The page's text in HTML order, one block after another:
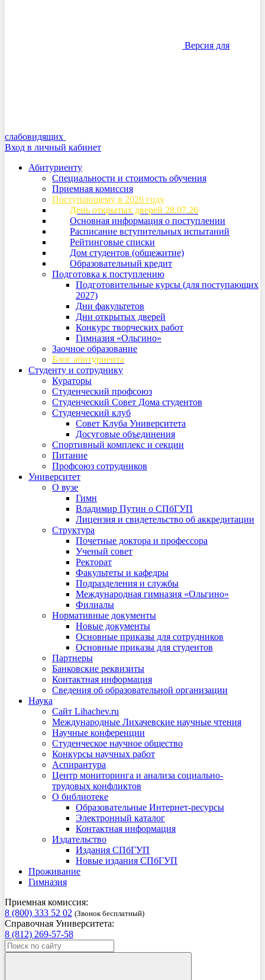
Версия для
слабовидящих
Вход в личный кабинет
Абитуриенту
Специальности и стоимость обучения
Приемная комиссия
Поступающему в 2026 году
День открытых дверей 28.07.26
Основная информация о поступлении
Расписание вступительных испытаний
Рейтинговые списки
Дом студентов (общежитие)
Образовательный кредит
Подготовка к поступлению
Подготовительные курсы (для поступающих
2027)
Дни факультетов
Дни открытых дверей
Конкурс творческих работ
Гимназия «Ольгино»
Заочное образование
Блог абитуриента
Студенту и сотруднику
Кураторы
Студенческий профсоюз
Студенческий Совет Дома студентов
Студенческий клуб
Совет Клуба Университета
Досуговые объединения
Спортивный комплекс и секции
Питание
Профсоюз сотрудников
Университет
О вузе
Гимн
Владимир Путин о СПбГУП
Лицензия и свидетельство об аккредитации
Структура
Почетные доктора и профессора
Ученый совет
Ректорат
Факультеты и кафедры
Подразделения и службы
Международная гимназия «Ольгино»
Филиалы
Нормативные документы
Новые документы
Основные приказы для сотрудников
Основные приказы для студентов
Партнеры
Банковские реквизиты
Контактная информация
Сведения об образовательной организации
Наука
Сайт Lihachev.ru
Международные Лихачевские научные чтения
Научные конференции
Студенческое научное общество
Конкурсы научных работ
Аспирантура
Центр мониторинга и анализа социально-
трудовых конфликтов
О библиотеке
Образовательные Интернет-ресурсы
Электронный каталог
Контактная информация
Издательство
Издания СПбГУП
Новые издания СПбГУП
Проживание
Гимназия
Приемная комиссия:
8 (800) 333 52 02 (Звонок бесплатный)
Справочная Университета:
8 (812) 269-57-58